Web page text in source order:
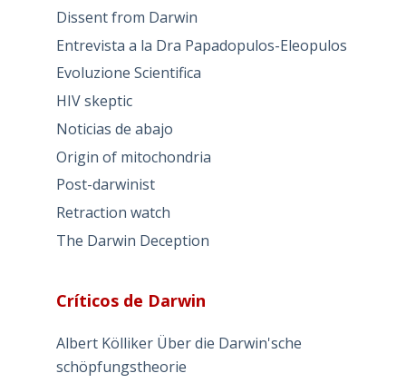
Dissent from Darwin
Entrevista a la Dra Papadopulos-Eleopulos
Evoluzione Scientifica
HIV skeptic
Noticias de abajo
Origin of mitochondria
Post-darwinist
Retraction watch
The Darwin Deception
Críticos de Darwin
Albert Kölliker Über die Darwin'sche
schöpfungstheorie